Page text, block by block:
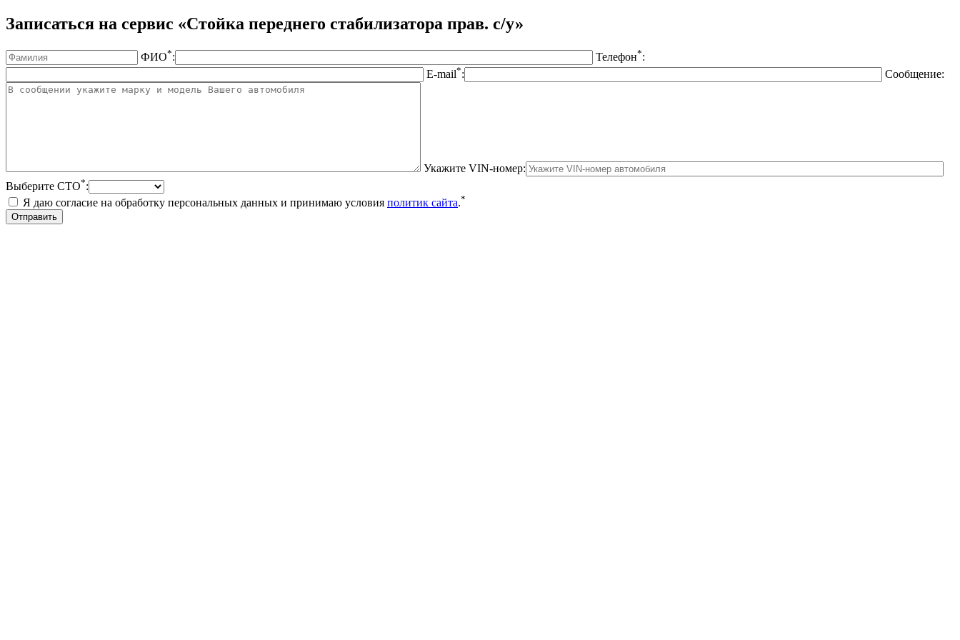
Записаться на сервис «Стойка переднего стабилизатора прав. с/у»
ФИО*: Телефон*:
E-mail*: Сообщение:
Укажите VIN-номер:
Выберите СТО*:
Я даю согласие на обработку персональных данных и принимаю условия политик сайта.*